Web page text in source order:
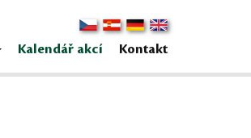
Kalendář akcí Kontakt